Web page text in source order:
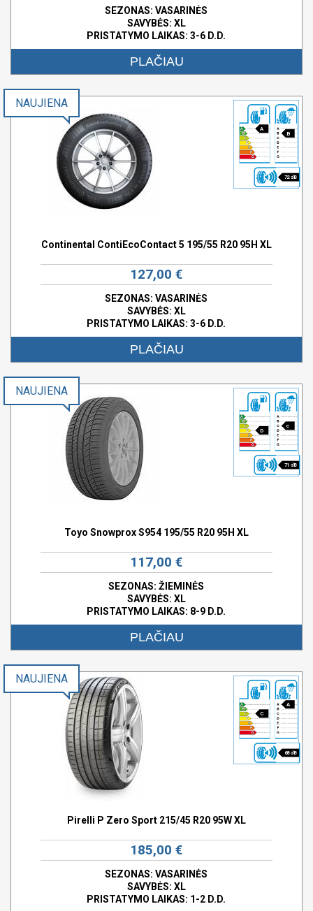
SEZONAS: VASARINĖS
SAVYBĖS: XL
PRISTATYMO LAIKAS: 3-6 D.D.
PLAČIAU
A
B
72 dB
NAUJIENA
Continental ContiEcoContact 5 195/55 R20 95H XL
127,00 €
SEZONAS: VASARINĖS
SAVYBĖS: XL
PRISTATYMO LAIKAS: 3-6 D.D.
PLAČIAU
D
c
71 dB
NAUJIENA
Toyo Snowprox S954 195/55 R20 95H XL
117,00 €
SEZONAS: ŽIEMINĖS
SAVYBĖS: XL
PRISTATYMO LAIKAS: 8-9 D.D.
PLAČIAU
C
A
68 dB
NAUJIENA
Pirelli P Zero Sport 215/45 R20 95W XL
185,00 €
SEZONAS: VASARINĖS
SAVYBĖS: XL
PRISTATYMO LAIKAS: 1-2 D.D.